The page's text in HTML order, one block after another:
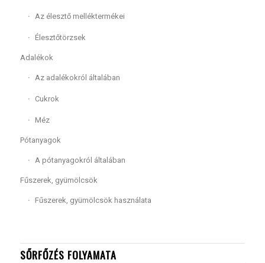
Az élesztő melléktermékei
Élesztőtörzsek
Adalékok
Az adalékokról általában
Cukrok
Méz
Pótanyagok
A pótanyagokról általában
Fűszerek, gyümölcsök
Fűszerek, gyümölcsök használata
SŐRFŐZÉS FOLYAMATA